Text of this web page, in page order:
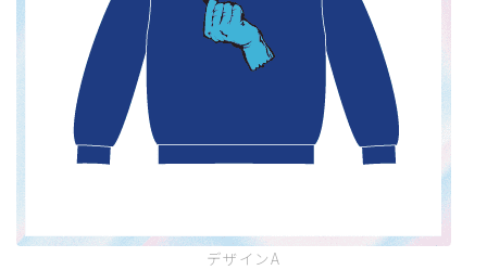
デザインA